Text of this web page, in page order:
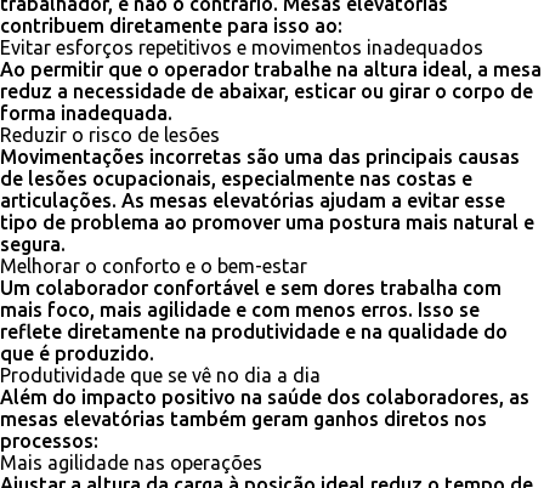
contribuem diretamente para isso ao:
Evitar esforços repetitivos e movimentos inadequados
Ao permitir que o operador trabalhe na altura ideal, a mesa
reduz a necessidade de abaixar, esticar ou girar o corpo de
forma inadequada.
Reduzir o risco de lesões
Movimentações incorretas são uma das principais causas
de lesões ocupacionais, especialmente nas costas e
articulações. As mesas elevatórias ajudam a evitar esse
tipo de problema ao promover uma postura mais natural e
segura.
Melhorar o conforto e o bem-estar
Um colaborador confortável e sem dores trabalha com
mais foco, mais agilidade e com menos erros. Isso se
reflete diretamente na produtividade e na qualidade do
que é produzido.
Produtividade que se vê no dia a dia
Além do impacto positivo na saúde dos colaboradores, as
mesas elevatórias também geram ganhos diretos nos
processos:
Mais agilidade nas operações